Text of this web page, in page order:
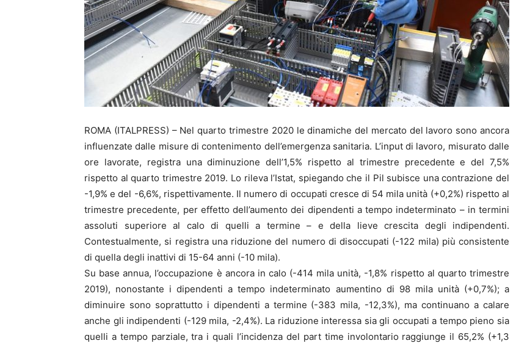
ROMA (ITALPRESS) – Nel quarto trimestre 2020 le dinamiche del mercato del lavoro sono ancora
influenzate dalle misure di contenimento dell’emergenza sanitaria. L’input di lavoro, misurato dalle
ore lavorate, registra una diminuzione dell’1,5% rispetto al trimestre precedente e del 7,5%
rispetto al quarto trimestre 2019. Lo rileva l’Istat, spiegando che il Pil subisce una contrazione del
-1,9% e del -6,6%, rispettivamente. Il numero di occupati cresce di 54 mila unità (+0,2%) rispetto al
trimestre precedente, per effetto dell’aumento dei dipendenti a tempo indeterminato – in termini
assoluti superiore al calo di quelli a termine – e della lieve crescita degli indipendenti.
Contestualmente, si registra una riduzione del numero di disoccupati (-122 mila) più consistente
di quella degli inattivi di 15-64 anni (-10 mila).
Su base annua, l’occupazione è ancora in calo (-414 mila unità, -1,8% rispetto al quarto trimestre
2019), nonostante i dipendenti a tempo indeterminato aumentino di 98 mila unità (+0,7%); a
diminuire sono soprattutto i dipendenti a termine (-383 mila, -12,3%), ma continuano a calare
anche gli indipendenti (-129 mila, -2,4%). La riduzione interessa sia gli occupati a tempo pieno sia
quelli a tempo parziale, tra i quali l’incidenza del part time involontario raggiunge il 65,2% (+1,3